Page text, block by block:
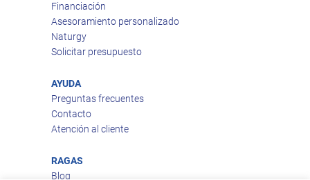
Financiación
Asesoramiento personalizado
Naturgy
Solicitar presupuesto
AYUDA
Preguntas frecuentes
Contacto
Atención al cliente
RAGAS
Blog